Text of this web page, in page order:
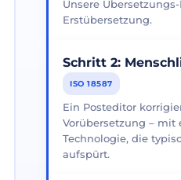
Unsere
Erstübersetzung.
Schritt 2:
ISO 18587
Ein Posteditor
Vorübersetzung – mit
Technologie, die
aufspürt.